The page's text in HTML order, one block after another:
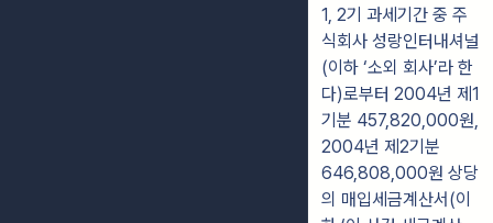
1, 2기 과세기간 중 주
식회사 성랑인터내셔널
(이하 ‘소외 회사’라 한
다)로부터 2004년 제1
기분 457,820,000원,
2004년 제2기분
646,808,000원 상당
의 매입세금계산서(이